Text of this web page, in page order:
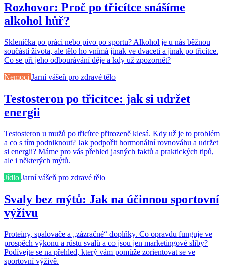
Rozhovor: Proč po třicítce snášíme
alkohol hůř?
Sklenička po práci nebo pivo po sportu? Alkohol je u nás běžnou
součástí života, ale tělo ho vnímá jinak ve dvaceti a jinak po třicítce.
Co se při jeho odbourávání děje a kdy už zpozornět?
Nemoci Jarní vášeň pro zdravé tělo
Testosteron po třicítce: jak si udržet
energii
Testosteron u mužů po třicítce přirozeně klesá. Kdy už je to problém
a co s tím podniknout? Jak podpořit hormonální rovnováhu a udržet
si energii? Máme pro vás přehled jasných faktů a praktických tipů,
ale i některých mýtů.
Jídlo Jarní vášeň pro zdravé tělo
Svaly bez mýtů: Jak na účinnou sportovní
výživu
Proteiny, spalovače a „zázračné“ doplňky. Co opravdu funguje ve
prospěch výkonu a růstu svalů a co jsou jen marketingové sliby?
Podívejte se na přehled, který vám pomůže zorientovat se ve
sportovní výživě.